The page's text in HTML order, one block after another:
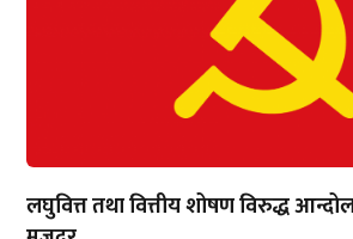
लघुवित्त तथा वित्तीय शोषण विरुद्ध